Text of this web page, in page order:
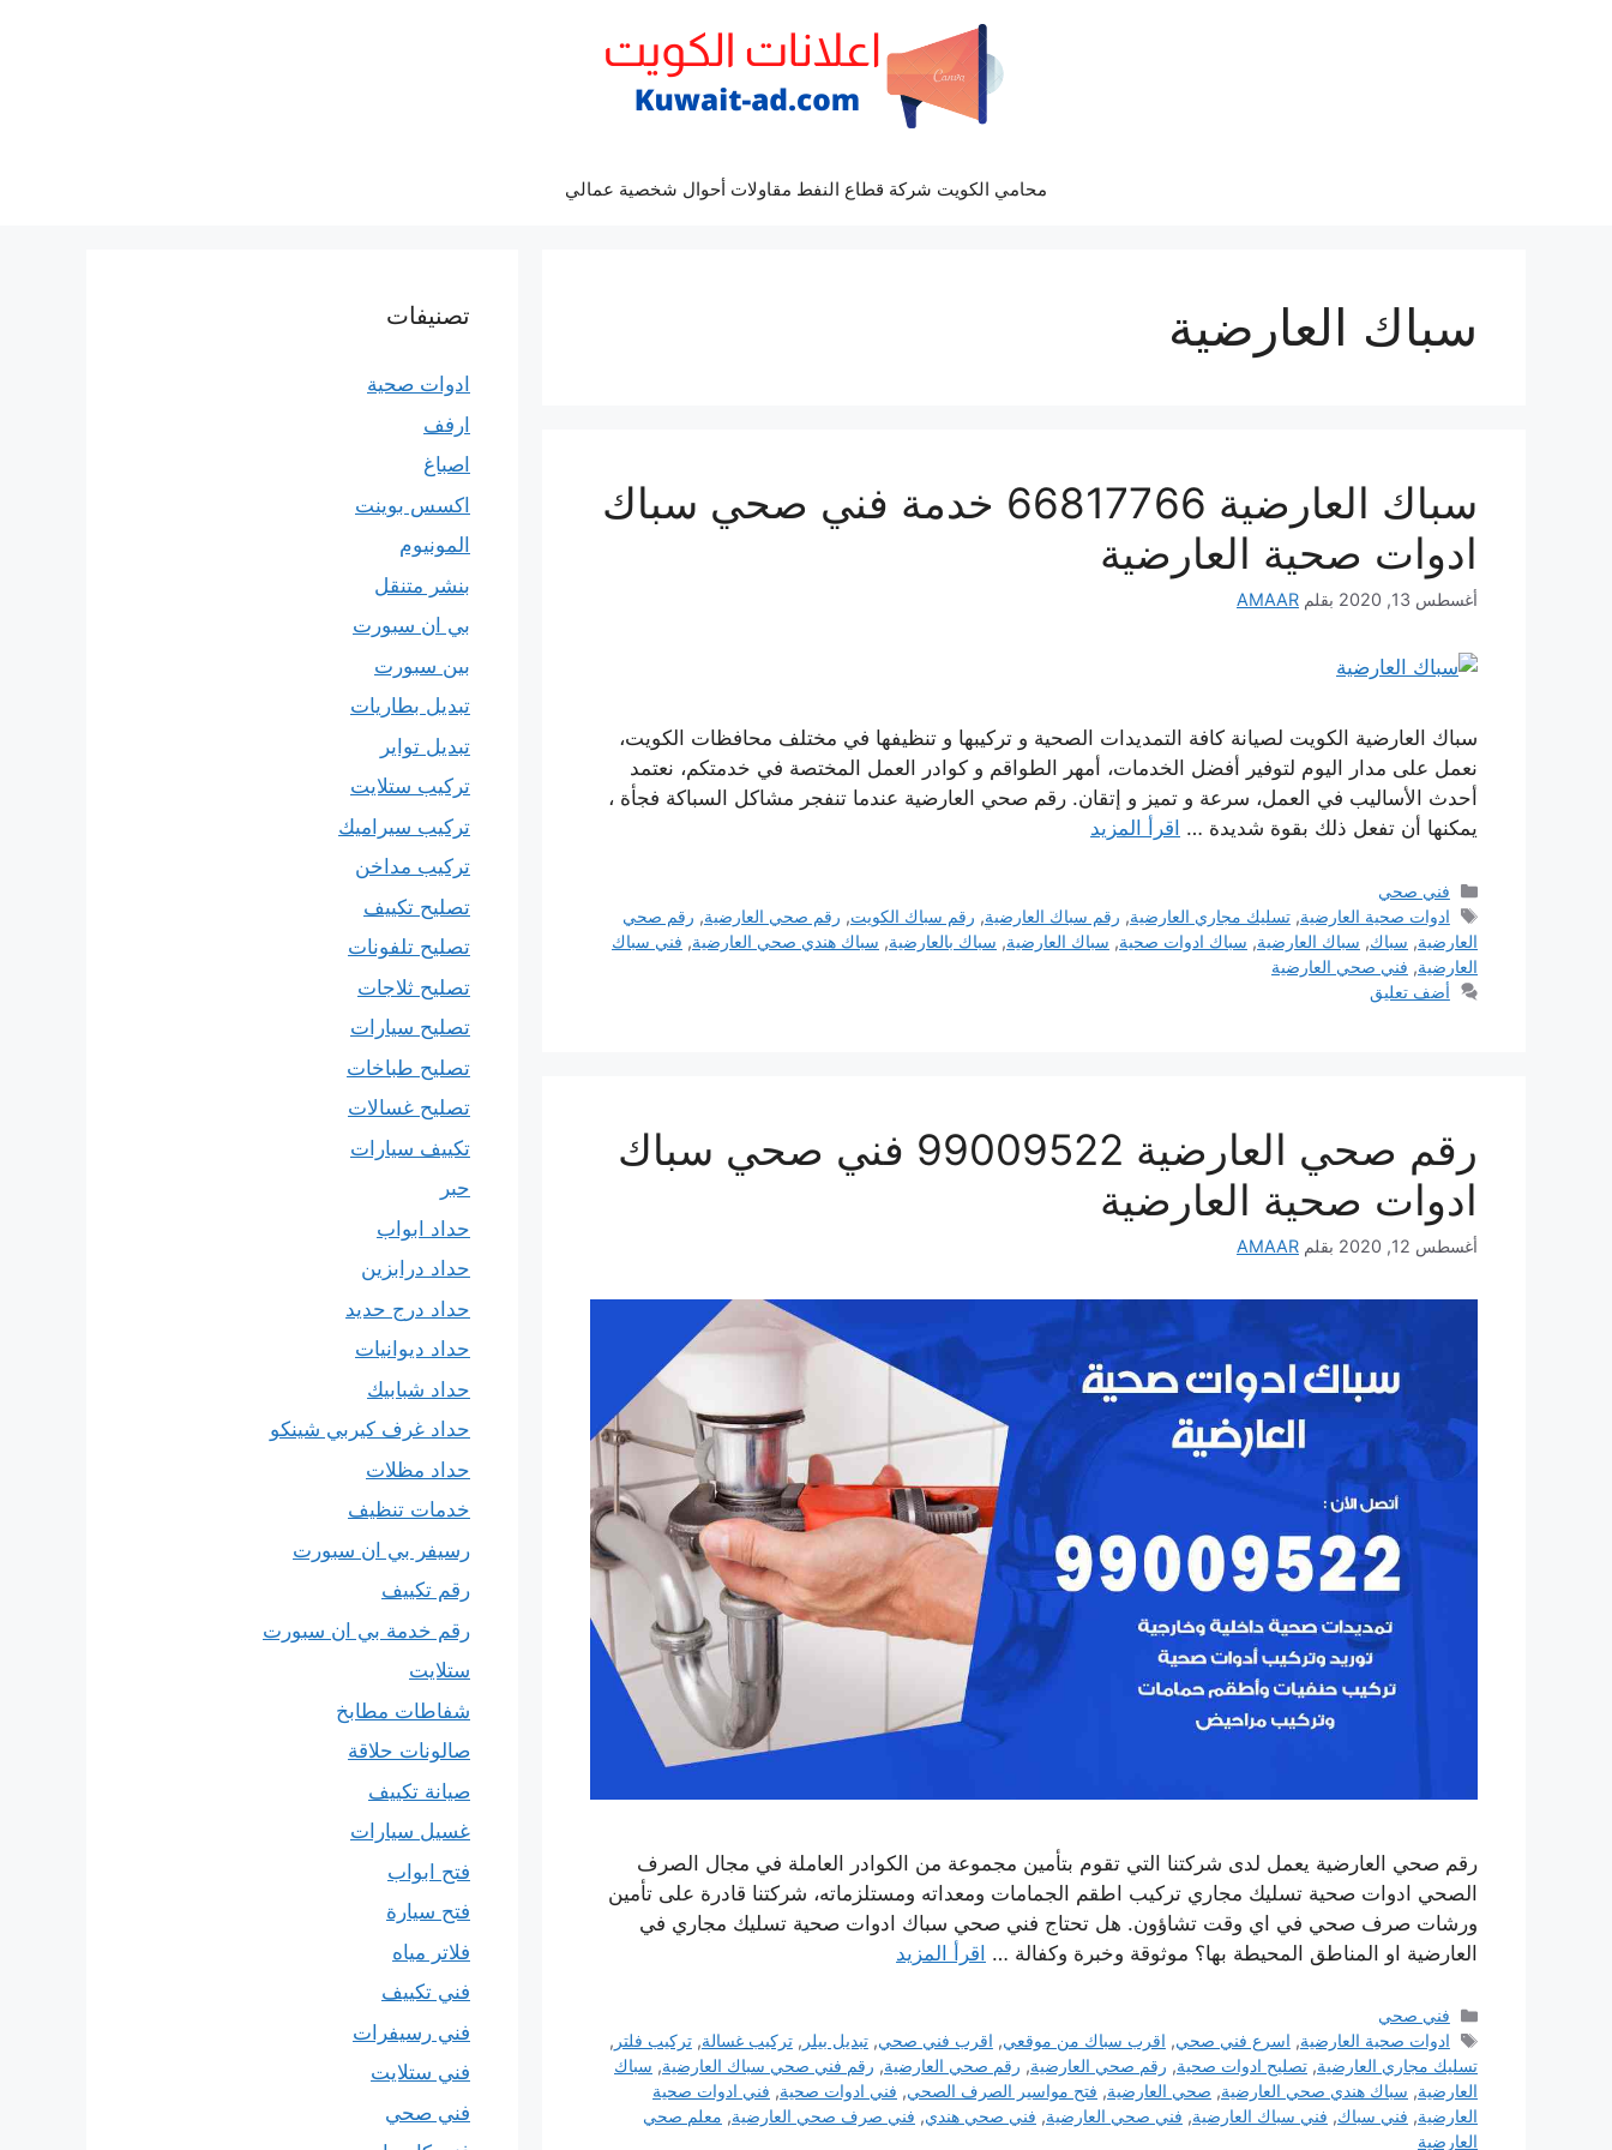
محامي الكويت شركة قطاع النفط مقاولات أحوال شخصية عمالي
سباك العارضية
سباك العارضية 66817766 خدمة فني صحي سباك
ادوات صحية العارضية
أغسطس 13, 2020 بقلم AMAAR
سباك العارضية الكويت لصيانة كافة التمديدات الصحية و تركيبها و تنظيفها في مختلف محافظات الكويت،
نعمل على مدار اليوم لتوفير أفضل الخدمات، أمهر الطواقم و كوادر العمل المختصة في خدمتكم، نعتمد
أحدث الأساليب في العمل، سرعة و تميز و إتقان. رقم صحي العارضية عندما تنفجر مشاكل السباكة فجأة ،
يمكنها أن تفعل ذلك بقوة شديدة … اقرأ المزيد
التصنيفات
فني صحي
الوسوم
ادوات صحية العارضية,تسليك مجاري العارضية, رقم سباك العارضية, رقم سباك الكويت, رقم صحي العارضية, رقم صحي
العارضية, سباك, سباك العارضية, سباك ادوات صحية, سباك العارضية, سباك بالعارضية, سباك هندي صحي العارضية, فني سباك
العارضية, فني صحي العارضية
أضف تعليق
رقم صحي العارضية 99009522 فني صحي سباك
ادوات صحية العارضية
أغسطس 12, 2020 بقلم AMAAR
رقم صحي العارضية يعمل لدى شركتنا التي تقوم بتأمين مجموعة من الكوادر العاملة في مجال الصرف
الصحي ادوات صحية تسليك مجاري تركيب اطقم الجمامات ومعداته ومستلزماته، شركتنا قادرة على تأمين
ورشات صرف صحي في اي وقت تشاؤون. هل تحتاج فني صحي سباك ادوات صحية تسليك مجاري في
العارضية او المناطق المحيطة بها؟ موثوقة وخبرة وكفالة … اقرأ المزيد
التصنيفات
فني صحي
الوسوم
ادوات صحية العارضية, اسرع فني صحي, اقرب سباك من موقعي, اقرب فني صحي,تبديل بيلر ,تركيب غسالة,تركيب فلتر ,
تسليك مجاري العارضية, تصليح ادوات صحية, رقم صحي العارضية, رقم صحي العارضية, رقم فني صحي سباك العارضية, سباك
العارضية, سباك هندي صحي العارضية, صحي العارضية, فتح مواسير الصرف الصحي, فني ادوات صحية, فني ادوات صحية
العارضية, فني سباك, فني سباك العارضية, فني صحي العارضية, فني صحي هندي, فني صرف صحي العارضية, معلم صحي
العارضية
تصنيفات
ادوات صحية
ارفف
اصباغ
اكسس بوينت
المونيوم
بنشر متنقل
بي ان سبورت
بين سبورت
تبديل بطاريات
تبديل تواير
تركيب ستلايت
تركيب سيراميك
تركيب مداخن
تصليح تكييف
تصليح تلفونات
تصليح ثلاجات
تصليح سيارات
تصليح طباخات
تصليح غسالات
تكييف سيارات
حبر
حداد ابواب
حداد درابزين
حداد درج حديد
حداد ديوانيات
حداد شبابيك
حداد غرف كيربي شينكو
حداد مظلات
خدمات تنظيف
رسيفر بي ان سبورت
رقم تكييف
رقم خدمة بي ان سبورت
ستلايت
شفاطات مطابخ
صالونات حلاقة
صيانة تكييف
غسيل سيارات
فتح ابواب
فتح سيارة
فلاتر مياه
فني تكييف
فني رسيفرات
فني ستلايت
فني صحي